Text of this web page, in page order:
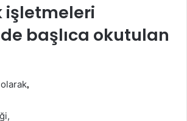
işletmeleri
başlıca okutulan
,